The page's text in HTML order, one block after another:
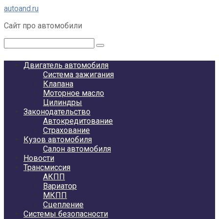
Перейти
контенту
autoand.ru
Сайт про автомобили
Двигатель автомобиля
Система зажигания
Клапана
Моторное масло
Цилиндры
Законодательство
Автокредитование
Страхование
Кузов автомобиля
Салон автомобиля
Новости
Трансмиссия
АКПП
Вариатор
МКПП
Сцепление
Системы безопасности